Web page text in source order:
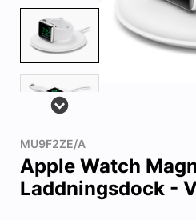
MU9F2ZE/A
Apple Watch
Laddningsdock -